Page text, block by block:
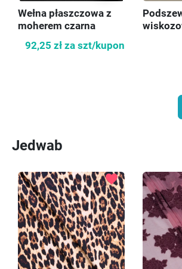
Wełna płaszczowa z
moherem czarna
KUPON 60 cm
92,25 zł za szt/kupon
Jedwab
favorite